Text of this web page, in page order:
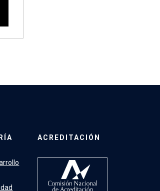
ACREDITACIÓN